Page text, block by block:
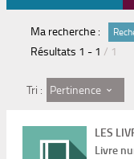
Ma recherche :
Résultats 1 - 1 / 1
Tri : Pertinence
LES
Livre